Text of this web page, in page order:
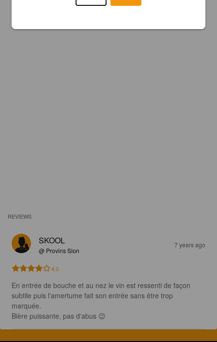
REVIEWS
SKOOL
@ Provins Sion
7 years ago
4.0
En entrée de bouche et au nez le vin est ressenti de façon
subtile puis l'amertume fait son entrée sans être trop
marquée.
Bière puissante, pas d'abus 😉